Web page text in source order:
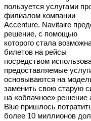
пользуется услугами
филиалом компании
Accenture. Navitaire
решение, с помощью
которого стала
билетов на рейсы
посредством
предоставляемые
основываются на
заменить свою старую
на «облачное» решение
Blue пришлось
более 10 миллионов